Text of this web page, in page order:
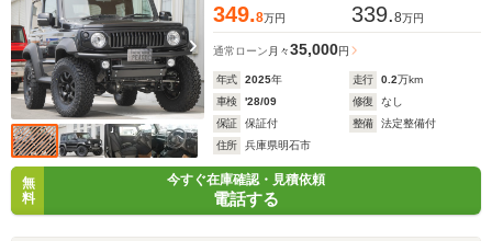
349.8万円 339.8万円
通常ローン 月々35,000円
年式 2025年 走行 0.2万km
車検
'28/09 修復
なし
保証
保証付 整備
法定整備付
住所
兵庫県明石市
無
料
今すぐ在庫確認・見積依頼
電話する